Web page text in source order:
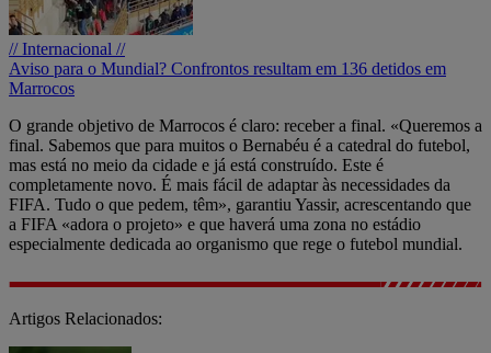
// Internacional //
Aviso para o Mundial? Confrontos resultam em 136 detidos em
Marrocos
O grande objetivo de Marrocos é claro: receber a final. «Queremos a
final. Sabemos que para muitos o Bernabéu é a catedral do futebol,
mas está no meio da cidade e já está construído. Este é
completamente novo. É mais fácil de adaptar às necessidades da
FIFA. Tudo o que pedem, têm», garantiu Yassir, acrescentando que
a FIFA «adora o projeto» e que haverá uma zona no estádio
especialmente dedicada ao organismo que rege o futebol mundial.
Artigos Relacionados: